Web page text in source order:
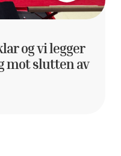
og vi legger
mot slutten av